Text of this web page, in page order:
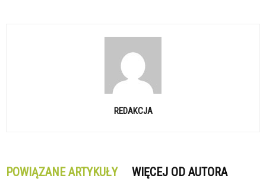
REDAKCJA
POWIĄZANE ARTYKUŁY WIĘCEJ OD AUTORA